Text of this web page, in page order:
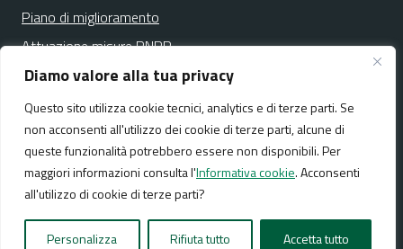
Diamo valore alla tua privacy
Questo sito utilizza cookie tecnici, analytics e di terze parti. Se
non acconsenti all'utilizzo dei cookie di terze parti, alcune di
queste funzionalità potrebbero essere non disponibili. Per
maggiori informazioni consulta l'Informativa cookie. Acconsenti
all'utilizzo di cookie di terze parti?
Personalizza Rifiuta tutto Accetta tutto
Piano di miglioramento
Attuazione misure PNRR
Media policy Mappa del sito
Realizzato da:NeMeA Sistemi Srl